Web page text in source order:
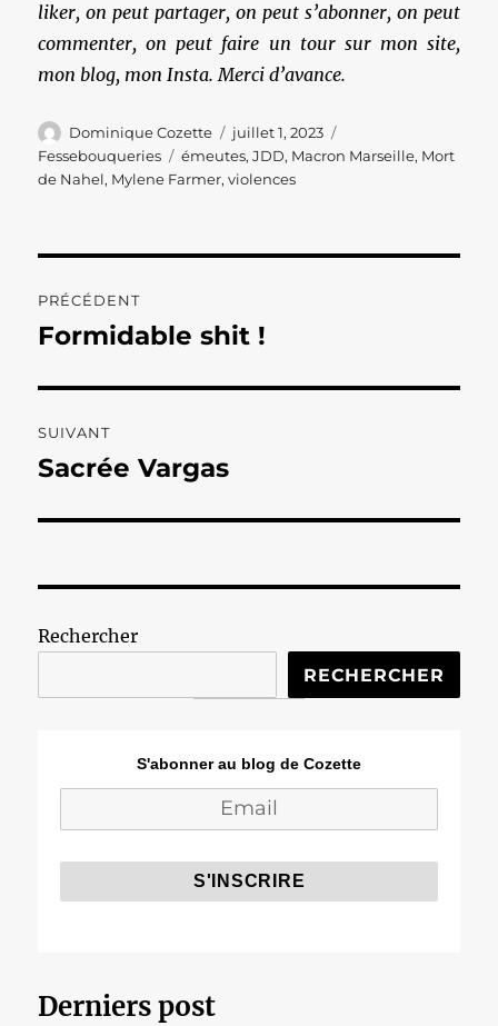
liker, on peut partager, on peut s’abonner, on peut
commenter, on peut faire un tour sur mon site,
mon blog, mon Insta. Merci d’avance.
Auteur
Dominique Cozette
Publié
le
juillet 1, 2023
Fessebouqueries
Étiquettes
émeutes,JDD, Macron Marseille, Mort
de Nahel, Mylene Farmer,violences
de
PRÉCÉDENT
Publication
Formidable shit !
SUIVANT
Publication
Sacrée Vargas
Rechercher
RECHERCHER
S'abonner au blog de Cozette
Derniers post